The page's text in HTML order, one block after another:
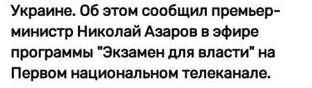
Украине. Об этом сообщил премьер-
министр Николай Азаров в эфире
программы "Экзамен для власти" на
Первом национальном телеканале.